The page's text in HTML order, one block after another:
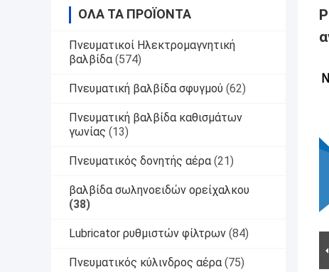
ΌΛΑ ΤΑ ΠΡΟΪΌΝΤΑ
Πνευματικοί Ηλεκτρομαγνητική
βαλβίδα (574)
Πνευματική βαλβίδα σφυγμού (62)
Πνευματική βαλβίδα καθισμάτων
γωνίας (13)
Πνευματικός δονητής αέρα (21)
βαλβίδα σωληνοειδών ορείχαλκου
(38)
Lubricator ρυθμιστών φίλτρων (84)
Πνευματικός κύλινδρος αέρα (75)